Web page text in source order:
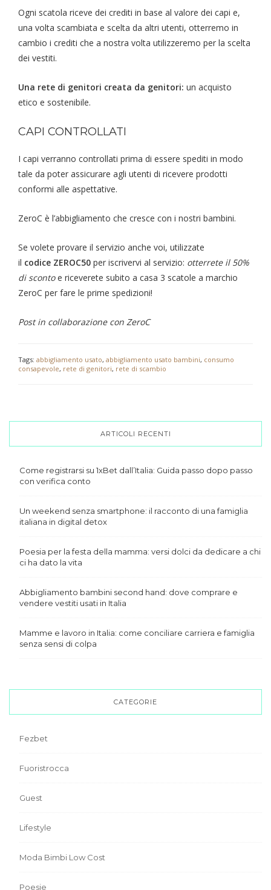
Ogni scatola riceve dei crediti in base al valore dei capi e,
una volta scambiata e scelta da altri utenti, otterremo in
cambio i crediti che a nostra volta utilizzeremo per la scelta
dei vestiti.
Una rete di genitori creata da genitori: un acquisto
etico e sostenibile.
CAPI CONTROLLATI
I capi verranno controllati prima di essere spediti in modo
tale da poter assicurare agli utenti di ricevere prodotti
conformi alle aspettative.
ZeroC è l’abbigliamento che cresce con i nostri bambini.
Se volete provare il servizio anche voi, utilizzate
il codice ZEROC50 per iscrivervi al servizio: otterrete il 50%
di scontoe riceverete subito a casa 3 scatole a marchio
ZeroC per fare le prime spedizioni!
Post in collaborazione con ZeroC
Tags: abbigliamento usato, abbigliamento usato bambini, consumo
consapevole, rete di genitori, rete di scambio
ARTICOLI RECENTI
Come registrarsi su 1xBet dall’Italia: Guida passo dopo passo
con verifica conto
Un weekend senza smartphone: il racconto di una famiglia
italiana in digital detox
Poesia per la festa della mamma: versi dolci da dedicare a chi
ci ha dato la vita
Abbigliamento bambini second hand: dove comprare e
vendere vestiti usati in Italia
Mamme e lavoro in Italia: come conciliare carriera e famiglia
senza sensi di colpa
CATEGORIE
Fezbet
Fuoristrocca
Guest
Lifestyle
Moda Bimbi Low Cost
Poesie